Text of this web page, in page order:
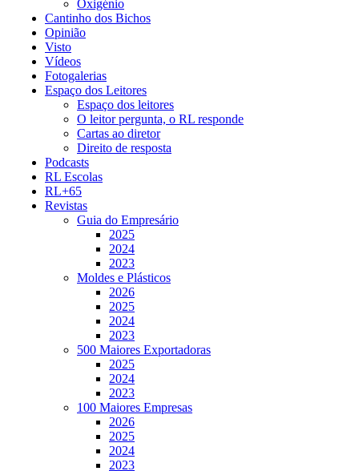
Oxigénio
Cantinho dos Bichos
Opinião
Visto
Vídeos
Fotogalerias
Espaço dos Leitores
Espaço dos leitores
O leitor pergunta, o RL responde
Cartas ao diretor
Direito de resposta
Podcasts
RL Escolas
RL+65
Revistas
Guia do Empresário
2025
2024
2023
Moldes e Plásticos
2026
2025
2024
2023
500 Maiores Exportadoras
2025
2024
2023
100 Maiores Empresas
2026
2025
2024
2023